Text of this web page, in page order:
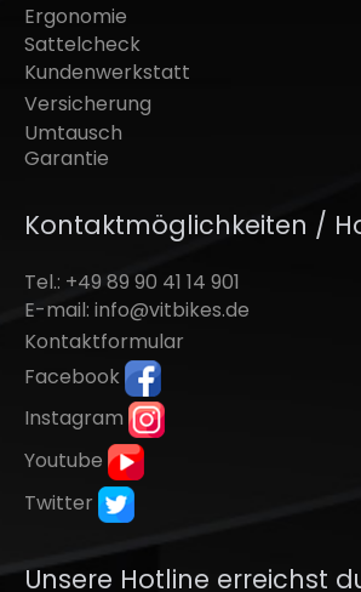
Ergonomie
Sattelcheck
Kundenwerkstatt
Versicherung
Umtausch
Garantie
Kontaktmöglichkeiten /
Tel.: +49 89 90 41 14 901
E-mail: info@vitbikes.de
Kontaktformular
Facebook
Instagram
Youtube
Twitter
Unsere Hotline erreichst